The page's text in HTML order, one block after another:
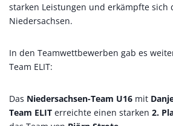
starken Leistungen und erkämpfte sich
Niedersachsen.
In den Teamwettbewerben gab es
Team ELIT:
Das Niedersachsen-Team U16 mit
Team ELIT erreichte einen starken 2.